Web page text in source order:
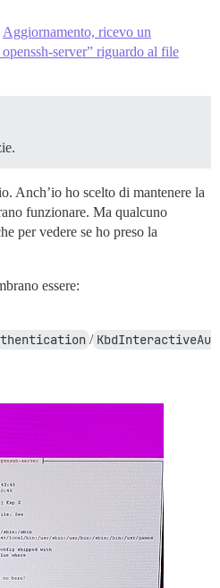
Aggiornamento, ricevo un
server” riguardo al file
Anch’io ho scelto di mantenere la
funzionare. Ma qualcuno
per vedere se ho preso la
essere:
/ KbdInteractiveAu